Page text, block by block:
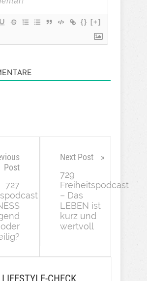
{} [+]
Post
727
oder
Next Post
729
Freiheitspodcast
– Das
LEBEN ist
kurz und
wertvoll
CHECK